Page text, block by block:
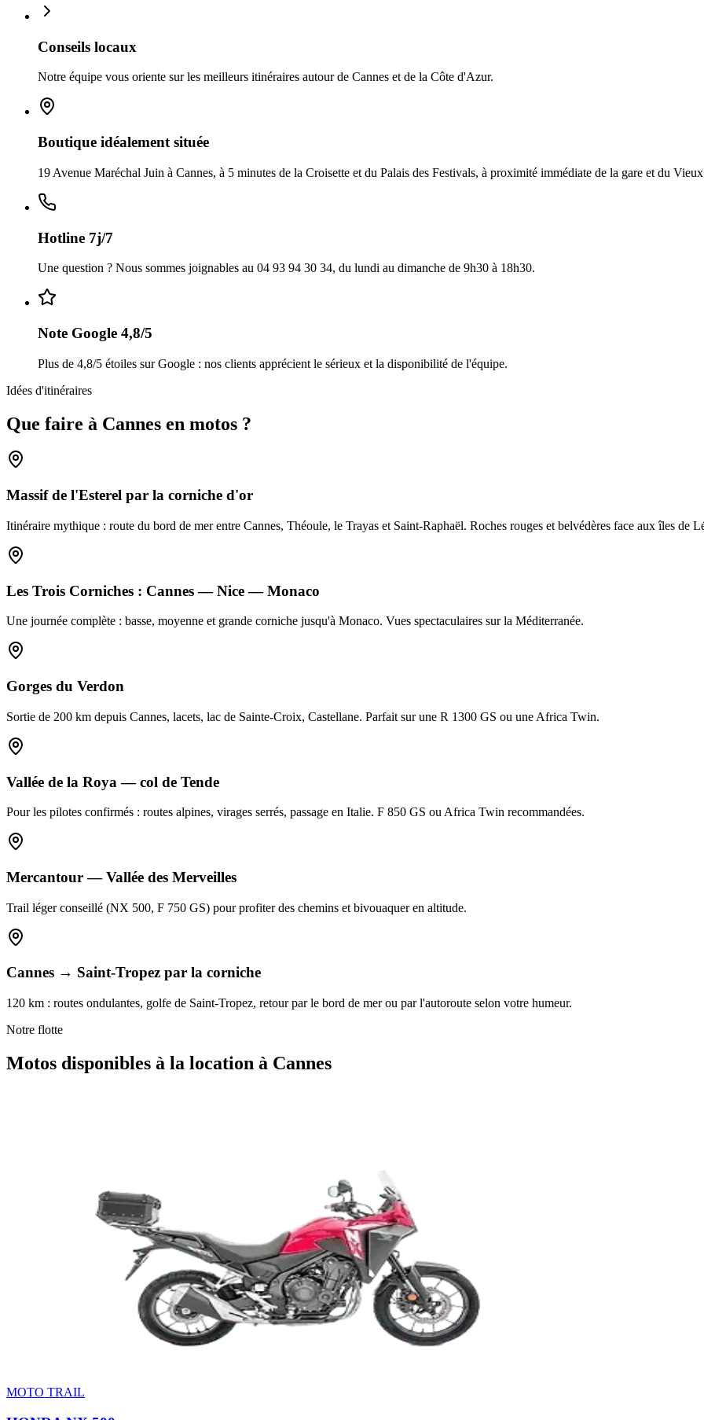
Conseils locaux
Notre équipe vous oriente sur les meilleurs itinéraires autour de Cannes et de la Côte d'Azur.
Boutique idéalement située
19 Avenue Maréchal Juin à Cannes, à 5 minutes de la Croisette et du Palais des Festivals, à proximité immédiate de la gare et du
Hotline 7j/7
Une question ? Nous sommes joignables au 04 93 94 30 34, du lundi au dimanche de 9h30 à 18h30.
Note Google 4,8/5
Plus de 4,8/5 étoiles sur Google : nos clients apprécient le sérieux et la disponibilité de l'équipe.
Idées d'itinéraires
Que faire à Cannes en motos ?
Massif de l'Esterel par la corniche d'or
Itinéraire mythique : route du bord de mer entre Cannes, Théoule, le Trayas et Saint-Raphaël. Roches rouges et belvédères face aux îles de
Les Trois Corniches : Cannes — Nice — Monaco
Une journée complète : basse, moyenne et grande corniche jusqu'à Monaco. Vues spectaculaires sur la Méditerranée.
Gorges du Verdon
Sortie de 200 km depuis Cannes, lacets, lac de Sainte-Croix, Castellane. Parfait sur une R 1300 GS ou une Africa Twin.
Vallée de la Roya — col de Tende
Pour les pilotes confirmés : routes alpines, virages serrés, passage en Italie. F 850 GS ou Africa Twin recommandées.
Mercantour — Vallée des Merveilles
Trail léger conseillé (NX 500, F 750 GS) pour profiter des chemins et bivouaquer en altitude.
Cannes → Saint-Tropez par la corniche
120 km : routes ondulantes, golfe de Saint-Tropez, retour par le bord de mer ou par l'autoroute selon votre humeur.
Notre flotte
Motos disponibles à la location à Cannes
MOTO TRAIL